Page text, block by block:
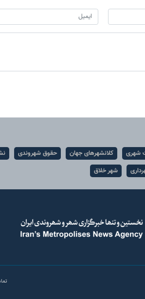
شهری کلانشهرهای جهان حقوق شهروندی
شهر خلاق